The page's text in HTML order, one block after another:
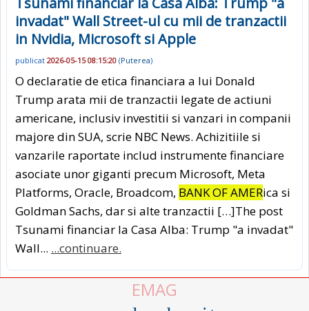
invadat" Wall Street-ul cu mii de tranzactii
in Nvidia, Microsoft si Apple
publicat 2026-05-15 08:15:20 (Puterea)
O declaratie de etica financiara a lui Donald
Trump arata mii de tranzactii legate de actiuni
americane, inclusiv investitii si vanzari in companii
majore din SUA, scrie NBC News. Achizitiile si
vanzarile raportate includ instrumente financiare
asociate unor giganti precum Microsoft, Meta
Platforms, Oracle, Broadcom, BANK OF AMERica si
Goldman Sachs, dar si alte tranzactii […]The post
Tsunami financiar la Casa Alba: Trump "a invadat"
Wall... ...continuare.
EMAG